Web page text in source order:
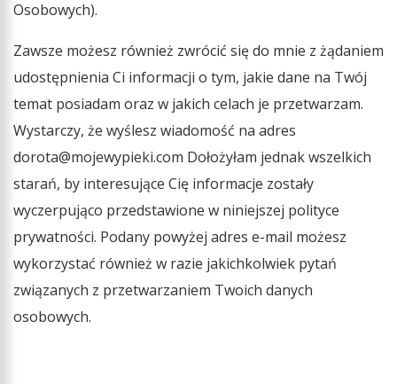
Osobowych).
Zawsze możesz również zwrócić się do mnie z żądaniem
udostępnienia Ci informacji o tym, jakie dane na Twój
temat posiadam oraz w jakich celach je przetwarzam.
Wystarczy, że wyślesz wiadomość na adres
dorota@mojewypieki.com Dołożyłam jednak wszelkich
starań, by interesujące Cię informacje zostały
wyczerpująco przedstawione w niniejszej polityce
prywatności. Podany powyżej adres e-mail możesz
wykorzystać również w razie jakichkolwiek pytań
związanych z przetwarzaniem Twoich danych
osobowych.